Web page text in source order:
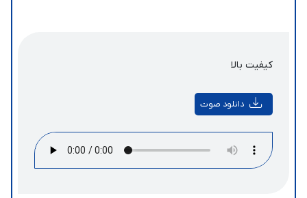
کیفیت بالا
دانلود صوت